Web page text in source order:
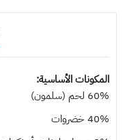
المكونات الأساسية:
60% لحم (سلمون)
40% خضروات